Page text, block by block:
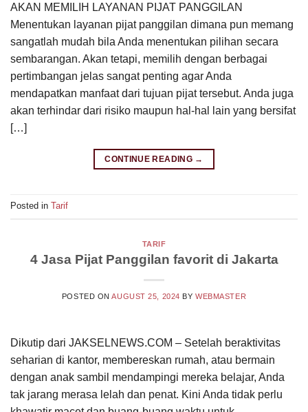
AKAN MEMILIH LAYANAN PIJAT PANGGILAN
Menentukan layanan pijat panggilan dimana pun memang
sangatlah mudah bila Anda menentukan pilihan secara
sembarangan. Akan tetapi, memilih dengan berbagai
pertimbangan jelas sangat penting agar Anda
mendapatkan manfaat dari tujuan pijat tersebut. Anda juga
akan terhindar dari risiko maupun hal-hal lain yang bersifat
[…]
CONTINUE READING →
Posted in Tarif
TARIF
4 Jasa Pijat Panggilan favorit di Jakarta
POSTED ONAUGUST 25, 2024 BYWEBMASTER
Dikutip dari JAKSELNEWS.COM – Setelah beraktivitas
seharian di kantor, membereskan rumah, atau bermain
dengan anak sambil mendampingi mereka belajar, Anda
tak jarang merasa lelah dan penat. Kini Anda tidak perlu